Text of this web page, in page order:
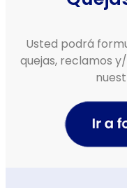
Usted podrá
quejas, reclamos